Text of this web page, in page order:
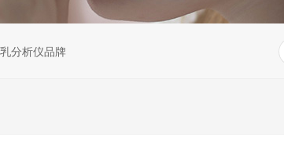
分析仪品牌